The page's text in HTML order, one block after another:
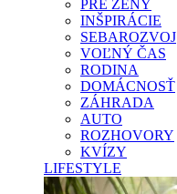
PRE ŽENY
INŠPIRÁCIE
SEBAROZVOJ
VOĽNÝ ČAS
RODINA
DOMÁCNOSŤ
ZÁHRADA
AUTO
ROZHOVORY
KVÍZY
LIFESTYLE